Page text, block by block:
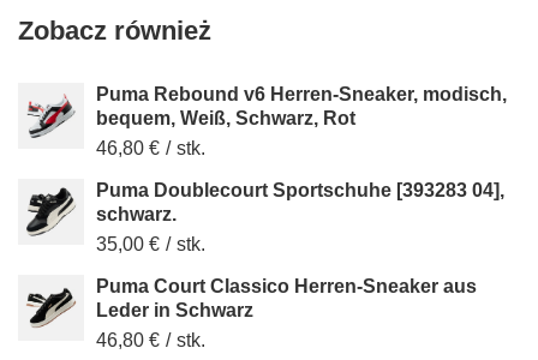
Zobacz również
Puma Rebound v6 Herren-Sneaker, modisch,
bequem, Weiß, Schwarz, Rot
46,80 € / stk.
Puma Doublecourt Sportschuhe [393283 04],
schwarz.
35,00 € / stk.
Puma Court Classico Herren-Sneaker aus
Leder in Schwarz
46,80 € / stk.